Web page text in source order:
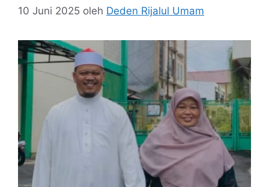
10 Juni 2025 oleh Deden Rijalul Umam